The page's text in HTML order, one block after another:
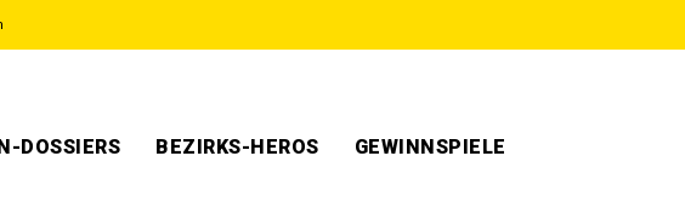
DOSSIERS BEZIRKS-HEROS GEWINNSPIELE